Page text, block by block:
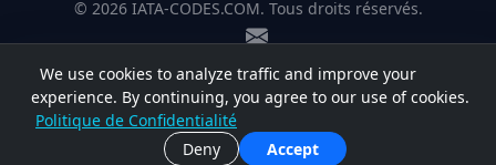
© 2026 IATA-CODES.COM. Tous droits réservés.
We use cookies to analyze traffic and improve your
experience. By continuing, you agree to our use of cookies.
Politique de Confidentialité
Deny
Accept